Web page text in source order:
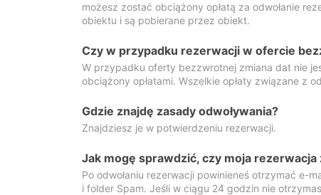
możesz zostać obciążony opłatą za odwołanie
obiektu i są pobierane przez obiekt.
Czy w przypadku rezerwacji w ofercie
W przypadku oferty bezzwrotnej zmiana dat nie
obciążony opłatami. Wszelkie opłaty związane z
Gdzie znajdę zasady odwoływania?
Znajdziesz je w potwierdzeniu rezerwacji.
Jak mogę sprawdzić, czy moja rezerwacja
Po odwołaniu rezerwacji powinieneś otrzymać e-
i folder Spam. Jeśli w ciągu 24 godzin nie